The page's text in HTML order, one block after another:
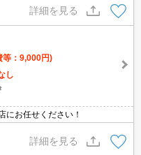
詳細を見る
等：9,000円)
し
にお任せください！
詳細を見る